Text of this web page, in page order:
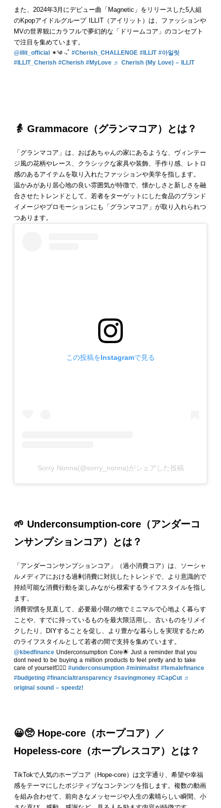
また、2024年3月にデビュー曲「Magnetic」をリリースした5人組
のKpopアイドルグループ ILLIT（アイリット）は、ファッションや
MVの世界観にカラフルで夢幻的な「ドリームコア」のコンセプト
で注目を集めています。
@illit_official ✶༄ ‧₊˚ #Cherish_CHALLENGE #ILLIT #아일릿
#ILLIT_Cherish #Cherish #MyLove ♬ Cherish (My Love) – ILLIT
👵 Grammacore （グランマコア）とは？
「グランマコア」は、おばあちゃんの家にあるような、ヴィンテー
ジ風の花柄やレース、クラシックな家具や装飾、手作り感、レトロ
感のあるアイテムを取り入れたファッションや美学を指します。
温かみがあり居心地の良い雰囲気が特徴で、懐かしさと新しさを融
合させたトレンドとして、若者をターゲットにした食品のブランド
イメージやプロモーションにも「グランマコア」が取り入れられつ
つあります。
この投稿をInstagramで見る
Sorry Nonna(@sorry_nonna)がシェアした投稿
🌱 Underconsumption-core （アンダーコ
ンサンプションコア）とは？
「アンダーコンサンプションコア」（過小消費コア）は、ソーシャ
ルメディアにおける過剰消費に対抗したトレンドで、より意識的で
持続可能な消費行動を楽しみながら模索するライフスタイルを指し
ます。
消費習慣を見直して、必要最小限の物でミニマルで心地よく暮らす
ことや、すでに持っているものを最大限活用し、古いものをリメイ
クしたり、DIYすることを促し、より豊かな暮らしを実現するため
のライフスタイルとして若者の間で支持を集めています。
@kbedfinance Underconsumption Core🌟 Just a reminder that you
dont need to be buying a million products to feel pretty and to take
care of yourself💁🏼‍♀️ #underconsumption #minimalist #femalefinance
#budgeting #financialtransparency #savingmoney #CapCut ♬
original sound – speedz!
😀🥺 Hope-core （ホープコア）
／
Hopeless-core（ホープレスコア）とは？
TikTokで人気のホープコア（Hope-core）は文字通り、希望や幸福
感をテーマにしたポジティブなコンテンツを指します。複数の動画
を組み合わせて、前向きなメッセージや人生の素晴らしい瞬間、小